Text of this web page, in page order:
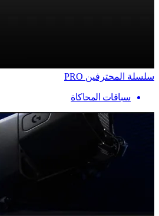
سلسلة المحترفين PRO
سباقات المحاكاة